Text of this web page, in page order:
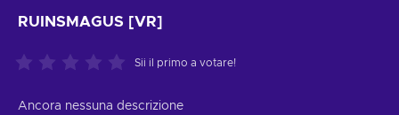
RUINSMAGUS [VR]
Sii il primo a votare!
Ancora nessuna descrizione